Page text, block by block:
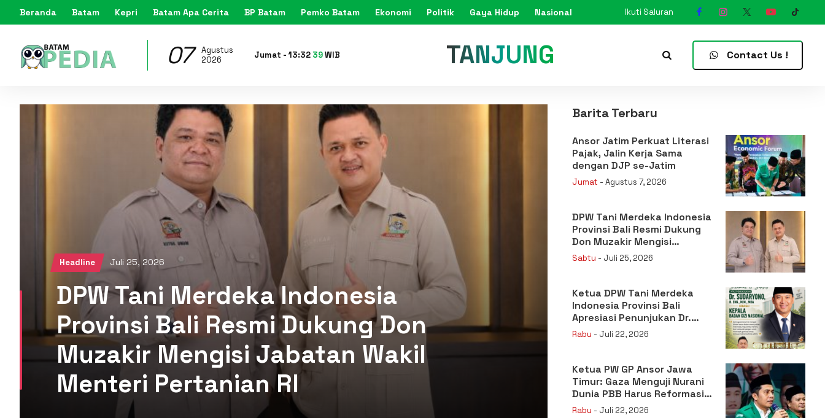
Beranda Batam Kepri Batam Apa Cerita BP Batam Pemko Batam Ekonomi Politik Gaya Hidup Nasional Ikuti Saluran
07
Agustus
2026
Jumat -13:32 41WIB KARIMUN Contact Us !
Headline Juli 25, 2026
DPW Tani Merdeka Indonesia
Provinsi Bali Resmi Dukung Don
Muzakir Mengisi Jabatan Wakil
Menteri Pertanian RI
Barita Terbaru
Ansor Jatim Perkuat Literasi
Pajak, Jalin Kerja Sama
dengan DJP se-Jatim
Jumat - Agustus 7, 2026
DPW Tani Merdeka Indonesia
Provinsi Bali Resmi Dukung
Don Muzakir Mengisi
Jabatan Wakil Menteri
Pertanian RI
Sabtu - Juli 25, 2026
Ketua DPW Tani Merdeka
Indonesia Provinsi Bali
Apresiasi Penunjukan Dr.
Sudaryono sebagai Kepala
Badan Gizi Nasional
Rabu - Juli 22, 2026
Ketua PW GP Ansor Jawa
Timur: Gaza Menguji Nurani
Dunia PBB Harus Reformasi
Total atau Kehilangan
Rabu - Juli 22, 2026